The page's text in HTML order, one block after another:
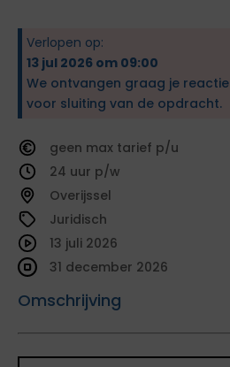
Verlopen op:
13 jul 2026 om 09:00
We ontvangen graag je reactie
voor sluiting van de opdracht.
geen
tarief
24
Overijssel
Juridisch
Omschrijving
13 juli 2026
31 december 2026